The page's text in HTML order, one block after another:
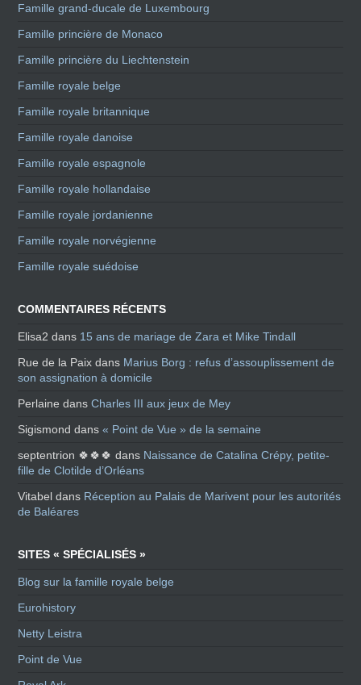
Famille grand-ducale de Luxembourg
Famille princière de Monaco
Famille princière du Liechtenstein
Famille royale belge
Famille royale britannique
Famille royale danoise
Famille royale espagnole
Famille royale hollandaise
Famille royale jordanienne
Famille royale norvégienne
Famille royale suédoise
COMMENTAIRES RÉCENTS
Elisa2 dans 15 ans de mariage de Zara et Mike Tindall
Rue de la Paix dans Marius Borg : refus d’assouplissement de
son assignation à domicile
Perlaine dansCharles III aux jeux de Mey
Sigismond dans« Point de Vue » de la semaine
septentrion 🍀🍀🍀 dans Naissance de Catalina Crépy, petite-
fille de Clotilde d’Orléans
Vitabel dans Réception au Palais de Marivent pour les autorités
de Baléares
SITES « SPÉCIALISÉS »
Blog sur la famille royale belge
Eurohistory
Netty Leistra
Point de Vue